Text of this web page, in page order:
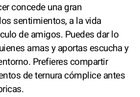
concede una gran
sentimientos, a la vida
de amigos. Puedes dar lo
amas y aportas escucha y
Prefieres compartir
de ternura cómplice antes